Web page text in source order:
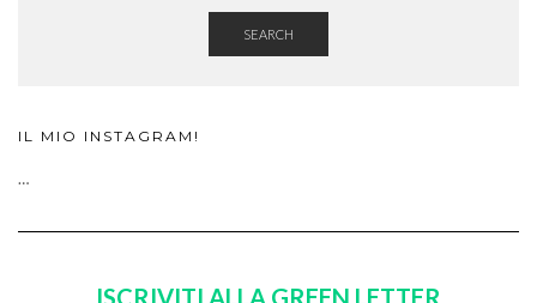
SEARCH
IL MIO INSTAGRAM!
…
ISCRIVITI ALLA GREEN LETTER